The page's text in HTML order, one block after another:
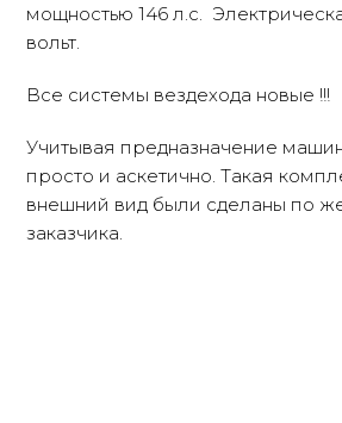
мощностью 146 л.с.
вольт.
Все системы вездехода новые !!!
Учитывая предназначение
просто и аскетично. Такая
внешний вид были сделаны по
заказчика.